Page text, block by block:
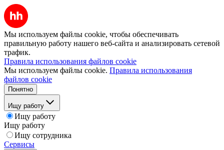
Мы используем файлы cookie, чтобы обеспечивать
правильную работу нашего веб-сайта и анализировать сетевой
трафик.
Правила использования файлов cookie
Мы используем файлы cookie. Правила использования
файлов cookie
Понятно
Ищу работу
Ищу работу
Ищу работу
Ищу сотрудника
Сервисы